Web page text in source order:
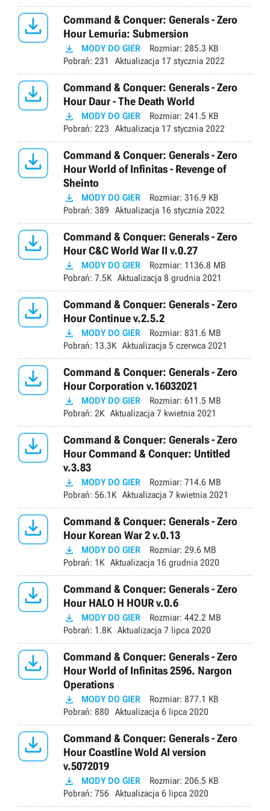

Command & Conquer: Generals - Zero
Hour Lemuria: Submersion
 MODY DO GIER Rozmiar: 285.3 KB
Pobrań: 231 Aktualizacja 17 stycznia 2022

Command & Conquer: Generals - Zero
Hour Daur - The Death World
 MODY DO GIER Rozmiar: 241.5 KB
Pobrań: 223 Aktualizacja 17 stycznia 2022

Command & Conquer: Generals - Zero
Hour World of Infinitas - Revenge of
Sheinto
 MODY DO GIER Rozmiar: 316.9 KB
Pobrań: 389 Aktualizacja 16 stycznia 2022

Command & Conquer: Generals - Zero
Hour C&C World War II v.0.27
 MODY DO GIER Rozmiar: 1136.8 MB
Pobrań: 7.5K Aktualizacja 8 grudnia 2021

Command & Conquer: Generals - Zero
Hour Continue v.2.5.2
 MODY DO GIER Rozmiar: 831.6 MB
Pobrań: 13.3K Aktualizacja 5 czerwca 2021

Command & Conquer: Generals - Zero
Hour Corporation v.16032021
 MODY DO GIER Rozmiar: 611.5 MB
Pobrań: 2K Aktualizacja 7 kwietnia 2021

Command & Conquer: Generals - Zero
Hour Command & Conquer: Untitled
v.3.83
 MODY DO GIER Rozmiar: 714.6 MB
Pobrań: 56.1K Aktualizacja 7 kwietnia 2021

Command & Conquer: Generals - Zero
Hour Korean War 2 v.0.13
 MODY DO GIER Rozmiar: 29.6 MB
Pobrań: 1K Aktualizacja 16 grudnia 2020

Command & Conquer: Generals - Zero
Hour HALO H HOUR v.0.6
 MODY DO GIER Rozmiar: 442.2 MB
Pobrań: 1.8K Aktualizacja 7 lipca 2020

Command & Conquer: Generals - Zero
Hour World of Infinitas 2596. Nargon
Operations
 MODY DO GIER Rozmiar: 877.1 KB
Pobrań: 880 Aktualizacja 6 lipca 2020

Command & Conquer: Generals - Zero
Hour Coastline Wold AI version
v.5072019
 MODY DO GIER Rozmiar: 206.5 KB
Pobrań: 756 Aktualizacja 6 lipca 2020